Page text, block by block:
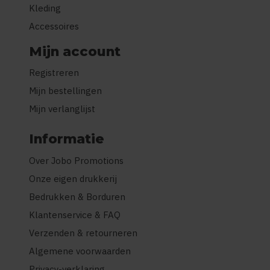
Kleding
Accessoires
Mijn account
Registreren
Mijn bestellingen
Mijn verlanglijst
Informatie
Over Jobo Promotions
Onze eigen drukkerij
Bedrukken & Borduren
Klantenservice & FAQ
Verzenden & retourneren
Algemene voorwaarden